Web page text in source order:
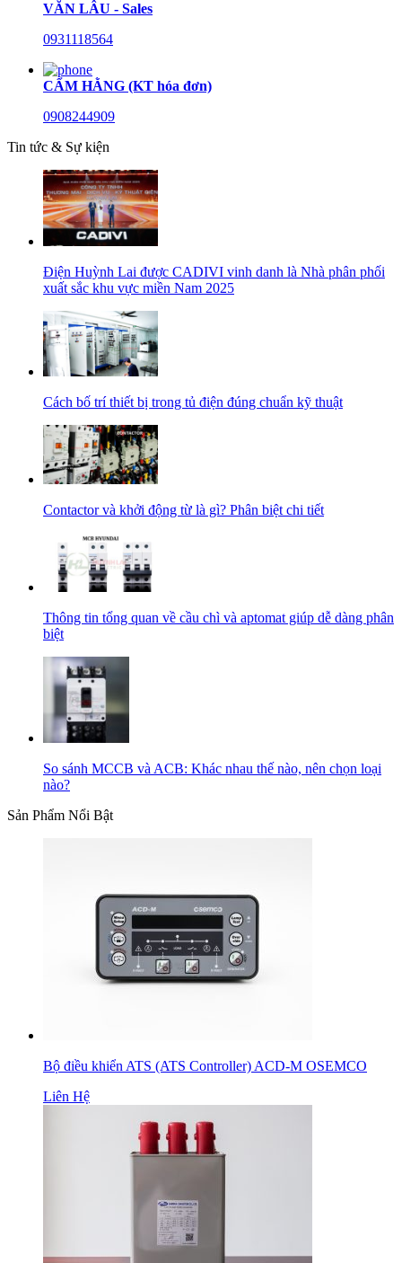
VĂN LÂU - Sales
0931118564
CẨM HẰNG (KT hóa đơn)
0908244909
Tin tức & Sự kiện
Điện Huỳnh Lai được CADIVI vinh danh là Nhà phân phối
xuất sắc khu vực miền Nam 2025
Cách bố trí thiết bị trong tủ điện đúng chuẩn kỹ thuật
Contactor và khởi động từ là gì? Phân biệt chi tiết
Thông tin tổng quan về cầu chì và aptomat giúp dễ dàng phân
biệt
So sánh MCCB và ACB: Khác nhau thế nào, nên chọn loại
nào?
Sản Phẩm Nổi Bật
Bộ điều khiển ATS (ATS Controller) ACD-M OSEMCO
Liên Hệ